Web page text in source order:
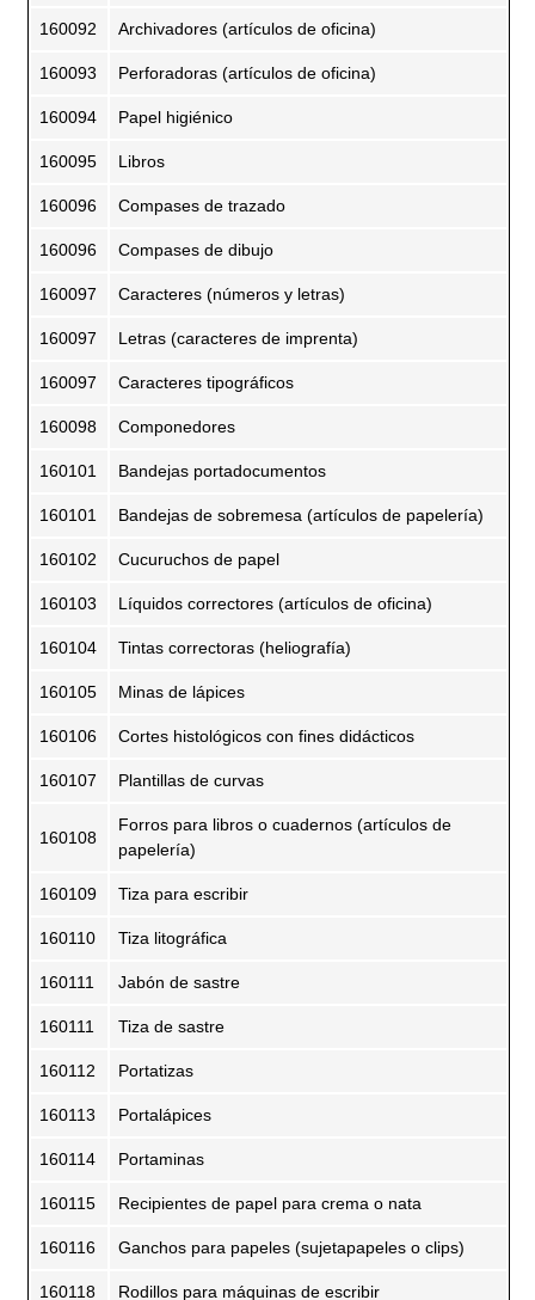
160092 Archivadores (artículos de oficina)
160093 Perforadoras (artículos de oficina)
160094 Papel higiénico
160095 Libros
160096 Compases de trazado
160096 Compases de dibujo
160097 Caracteres (números y letras)
160097 Letras (caracteres de imprenta)
160097 Caracteres tipográficos
160098 Componedores
160101 Bandejas portadocumentos
160101 Bandejas de sobremesa (artículos de papelería)
160102 Cucuruchos de papel
160103 Líquidos correctores (artículos de oficina)
160104 Tintas correctoras (heliografía)
160105 Minas de lápices
160106 Cortes histológicos con fines didácticos
160107 Plantillas de curvas
160108
Forros para libros o cuadernos (artículos de
papelería)
160109 Tiza para escribir
160110 Tiza litográfica
160111 Jabón de sastre
160111 Tiza de sastre
160112 Portatizas
160113 Portalápices
160114 Portaminas
160115 Recipientes de papel para crema o nata
160116 Ganchos para papeles (sujetapapeles o clips)
160118 Rodillos para máquinas de escribir